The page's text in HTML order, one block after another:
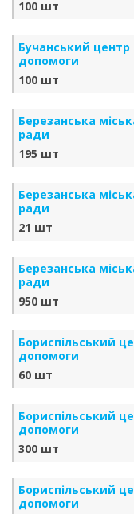
100 шт
Бучанський центр
допомоги
100 шт
Березанська
ради
195 шт
Березанська
ради
21 шт
Березанська
ради
950 шт
Бориспільський
допомоги
60 шт
Бориспільський
допомоги
300 шт
Бориспільський
допомоги